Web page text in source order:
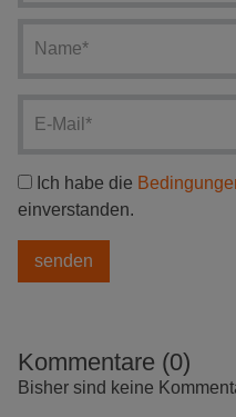
Ich habe die
einverstanden.
Kommentare (0)
Bisher sind keine